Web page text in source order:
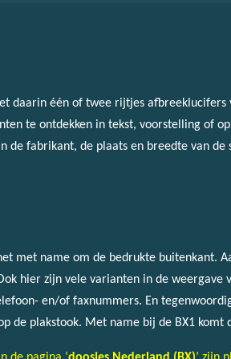
daarin één of twee rijtjes
te ontdekken in tekst, voorstelling of
de fabrikant, de plaats en breedte van
met name om de bedrukte buitenkant.
hier zijn vele varianten in de
en/of faxnummers. En
de plakstook. Met name bij de BX1 komt